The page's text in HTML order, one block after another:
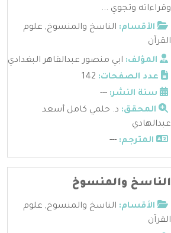
وقراءاته وتجوي ...
الأقسام: الناسخ والمنسوخ, علوم
القرآن
المؤلف: ابي منصور عبدالقاهر البغدادي
عدد الصفحات:
سنة النشر: ---
المحقق: د. حلمي كامل أسعد
عبدالهادي
المترجم: ---
الناسخ والمنسوخ
الأقسام: الناسخ والمنسوخ, علوم
القرآن